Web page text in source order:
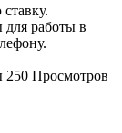
для работы в
250 Просмотров